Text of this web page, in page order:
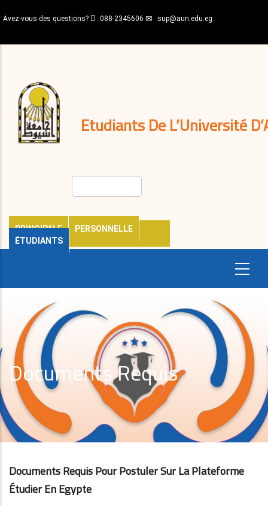
au
principal
Avez-vous des questions? 088-2345606 sup@aun.edu.eg
Etudiants De L’Université
PRINCIPALE
PERSONNELLE
ÉTUDIANTS
décisions
Expatriés
Journal
Documents Requis
Documents Requis Pour Postuler Sur La Plateforme
Étudier En Egypte